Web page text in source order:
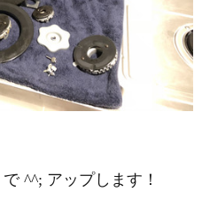
で ^^; アップします！